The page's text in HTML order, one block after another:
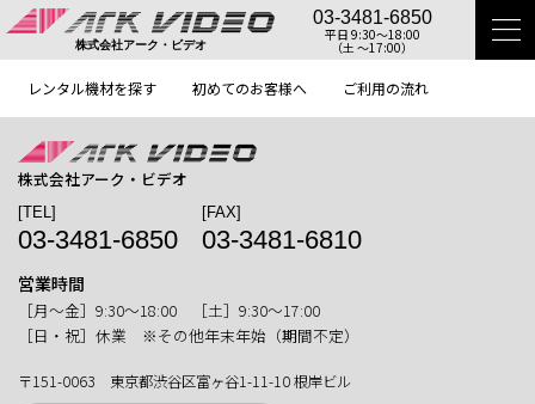
株式会社アーク・ビデオ
03-3481-6850
平日 9:30〜18:00
（土 〜17:00）
レンタル機材を探す 初めてのお客様へ ご利用の流れ
株式会社アーク・ビデオ
[TEL]
03-3481-6850
[FAX]
03-3481-6810
営業時間
［月〜金］9:30〜18:00 ［土］9:30〜17:00
［日・祝］休業 ※その他年末年始（期間不定）
〒151-0063 東京都渋谷区富ヶ谷1-11-10 根岸ビル